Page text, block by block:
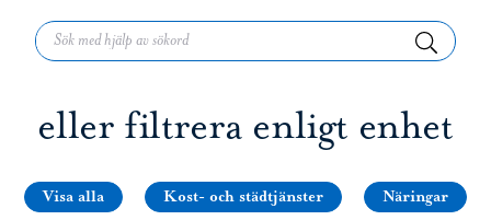
Sök efter: Sök
eller filtrera enligt enhet
Visa alla Kost- och städtjänster Näringar